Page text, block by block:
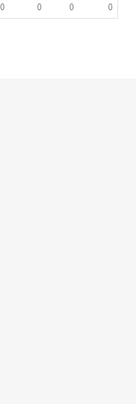
0 0 0 0